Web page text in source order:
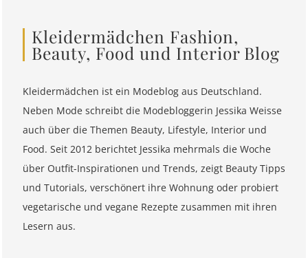
Kleidermädchen Fashion,
Beauty, Food und Interior Blog
Kleidermädchen ist ein Modeblog aus Deutschland.
Neben Mode schreibt die Modebloggerin Jessika Weisse
auch über die Themen Beauty, Lifestyle, Interior und
Food. Seit 2012 berichtet Jessika mehrmals die Woche
über Outfit-Inspirationen und Trends, zeigt Beauty Tipps
und Tutorials, verschönert ihre Wohnung oder probiert
vegetarische und vegane Rezepte zusammen mit ihren
Lesern aus.